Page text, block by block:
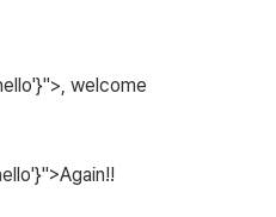
welcome